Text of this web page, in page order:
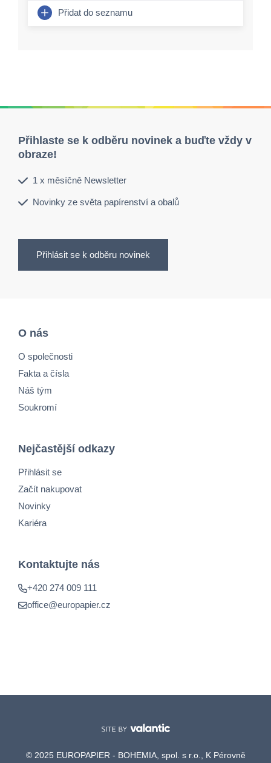
Přidat do seznamu
Přihlaste se k odběru novinek a buďte vždy v
obraze!
1 x měsíčně Newsletter
Novinky ze světa papírenství a obalů
Přihlásit se k odběru novinek
O nás
O společnosti
Fakta a čísla
Náš tým
Soukromí
Nejčastější odkazy
Přihlásit se
Začít nakupovat
Novinky
Kariéra
Kontaktujte nás
+420 274 009 111
office@europapier.cz
© 2025 EUROPAPIER - BOHEMIA, spol. s r.o., K Pérovně